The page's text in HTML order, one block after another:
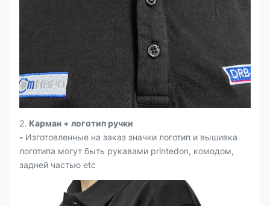
2. Карман + логотип ручки
- Изготовленные на заказ значки логотип и вышивка
логотипа могут быть рукавами printedon, комодом,
задней частью etc